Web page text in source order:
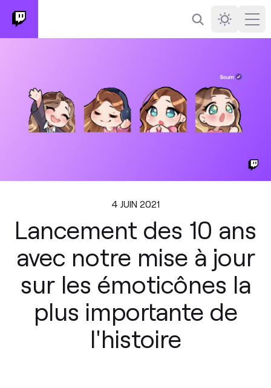
RechercherDarkmode
4 JUIN 2021
Lancement des 10 ans
avec notre mise à jour
sur les émoticônes la
plus importante de
l'histoire